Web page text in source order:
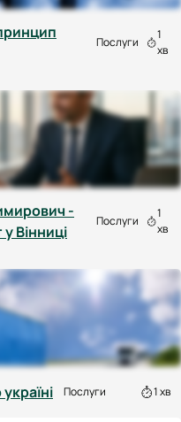
Послуги
1
хв
-
Вінниці
Послуги
1
хв
Послуги 1 хв